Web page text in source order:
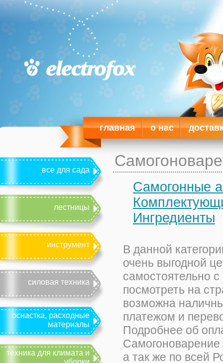
главная о нас
все для сада
лестницы
инструмент
силовая техника
оснастка, расходные
материалы
техника для климата и
Самогонные
Ингредиенты
В данной
очень выгодной
самостоятельно
посмотреть на
возможна
платежом и
Подробнее об
Самогоноварение
а так же по всей